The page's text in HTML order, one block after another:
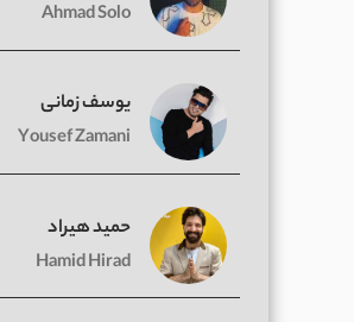
Ahmad Solo
یوسف زمانی
Yousef Zamani
حمید هیراد
Hamid Hirad